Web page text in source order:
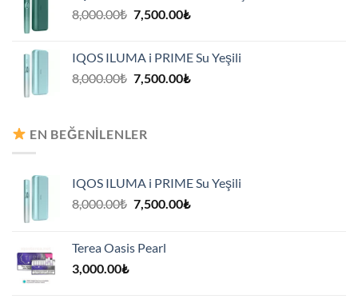
8,000.00₺ Orijinal
7,500.00₺Şu
7,500.00₺.
IQOS ILUMA i PRIME Su Yeşili
8,000.00₺ Orijinal
7,500.00₺Şu
EN BEĞENILENLER
IQOS ILUMA i PRIME Su Yeşili
8,000.00₺ Orijinal
7,500.00₺Şu
Terea Oasis Pearl
3,000.00₺